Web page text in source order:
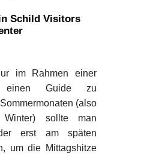
im Rahmen einer
einen Guide zu
(also
Winter) sollte man
erst am späten
um die Mittagshitze